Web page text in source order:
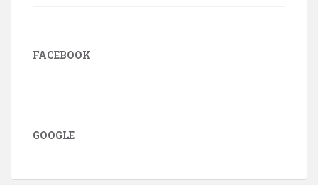
FACEBOOK
GOOGLE